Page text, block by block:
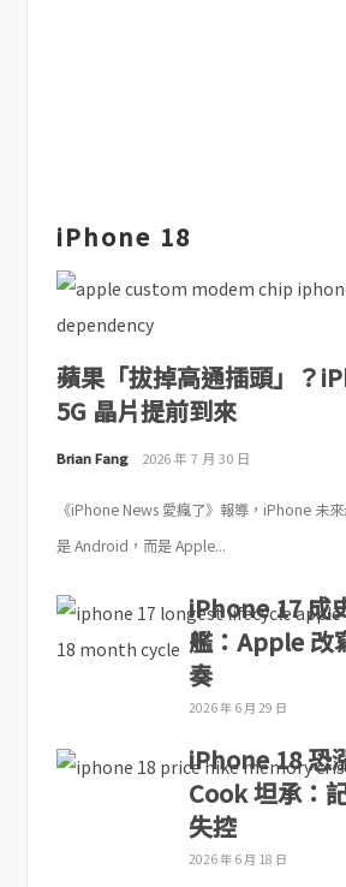
iPhone 18
蘋果「拔掉高通插頭」？
5G 晶片提前到來
Brian Fang 2026 年 7 月 30 日
《iPhone News 愛瘋了》報導，iPhone 未
是 Android，而是 Apple...
iPhone 17 成
艦：Apple 改
奏
2026 年 6 月 29 日
iPhone 18 恐
Cook 坦承：
失控
2026 年 6 月 18 日